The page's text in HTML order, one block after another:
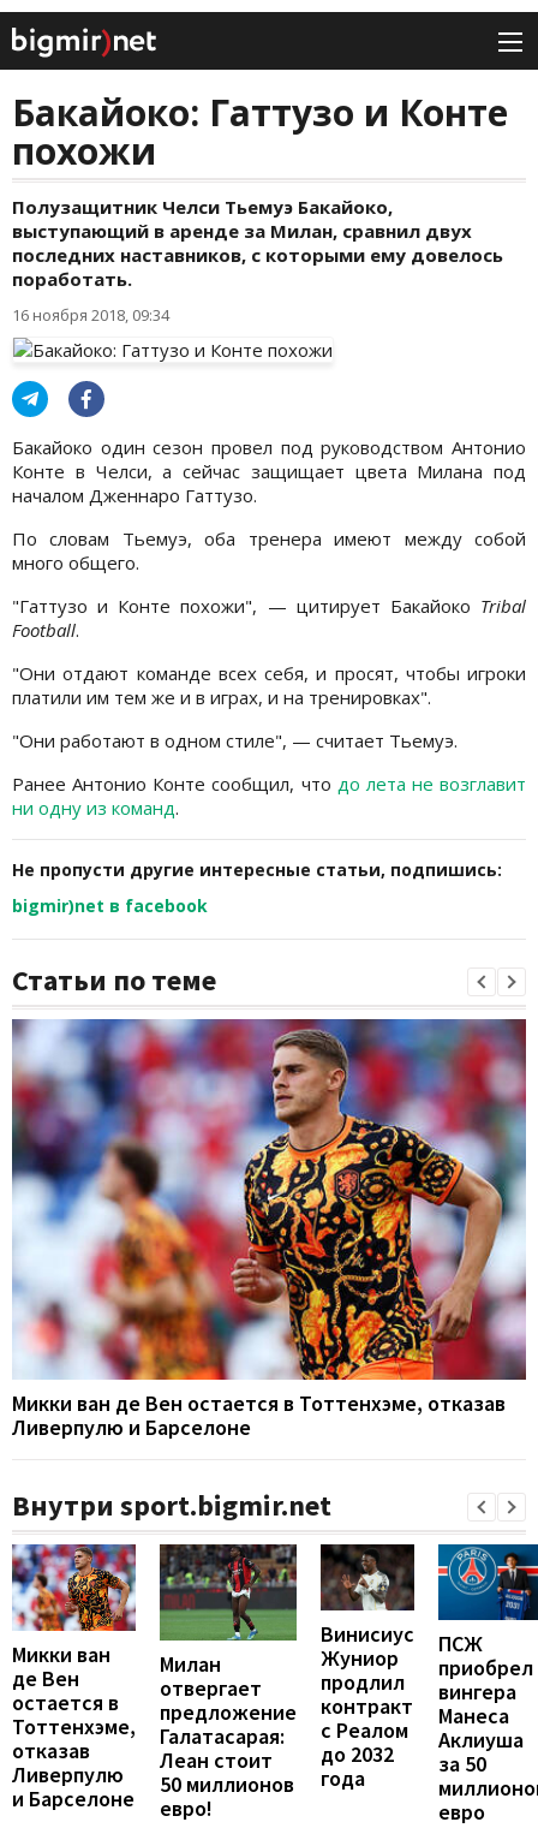
Бакайоко: Гаттузо и Конте
похожи
Полузащитник Челси Тьемуэ Бакайоко,
выступающий в аренде за Милан, сравнил двух
последних наставников, с которыми ему довелось
поработать.
16 ноября 2018, 09:34
Бакайоко один сезон провел под руководством Антонио
Конте в Челси, а сейчас защищает цвета Милана под
началом Дженнаро Гаттузо.
По словам Тьемуэ, оба тренера имеют между собой
много общего.
"Гаттузо и Конте похожи", — цитирует Бакайоко Tribal
Football.
"Они отдают команде всех себя, и просят, чтобы игроки
платили им тем же и в играх, и на тренировках".
"Они работают в одном стиле", — считает Тьемуэ.
Ранее Антонио Конте сообщил, что до лета не возглавит
ни одну из команд.
Не пропусти другие интересные статьи, подпишись:
bigmir)net в facebook
Статьи по теме
Микки ван де Вен остается в Тоттенхэме, отказав
Ливерпулю и Барселоне
Внутри sport.bigmir.net
Микки ван
де Вен
остается в
Тоттенхэме,
отказав
Ливерпулю
и Барселоне
Милан
отвергает
предложение
Галатасарая:
Леан стоит
50 миллионов
евро!
Винисиус
Жуниор
продлил
контракт
с Реалом
до 2032
года
ПСЖ
приобрел
вингера
Манеса
Аклиуша
за 50
евро